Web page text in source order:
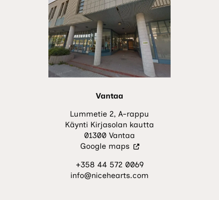
Vantaa
Lummetie 2, A-rappu
Käynti Kirjasolan kautta
01300 Vantaa
Google maps(Vieraile
sivustolla.
Linkki
+358 44 572 0069
info@nicehearts.com